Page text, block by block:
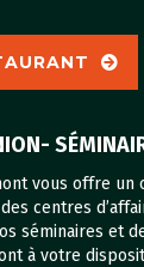
vous offre un
centres
séminaires et
à votre